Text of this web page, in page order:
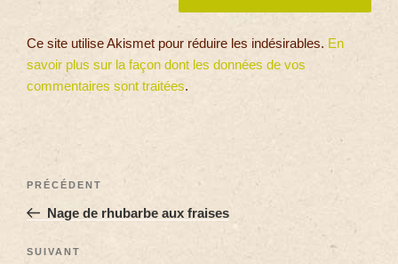
Ce site utilise Akismet pour réduire les indésirables. En
savoir plus sur la façon dont les données de vos
commentaires sont traitées.
PRÉCÉDENT
Nage de rhubarbe aux fraises
SUIVANT